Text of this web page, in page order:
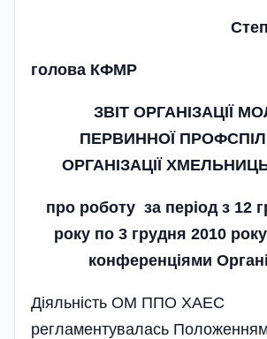
голова КФМР
ЗВІТ ОРГАНІЗАЦІЇ
ПЕРВИННОЇ
ОРГАНІЗАЦІЇ
про роботу за період з 12
року по 3 грудня 2010
конференціями
Діяльність ОМ ППО ХАЕС
регламентувалась